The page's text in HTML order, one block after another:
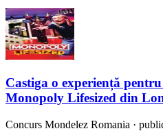
Castiga o experiență
Monopoly Lifesized din
Concurs Mondelez Romania ·